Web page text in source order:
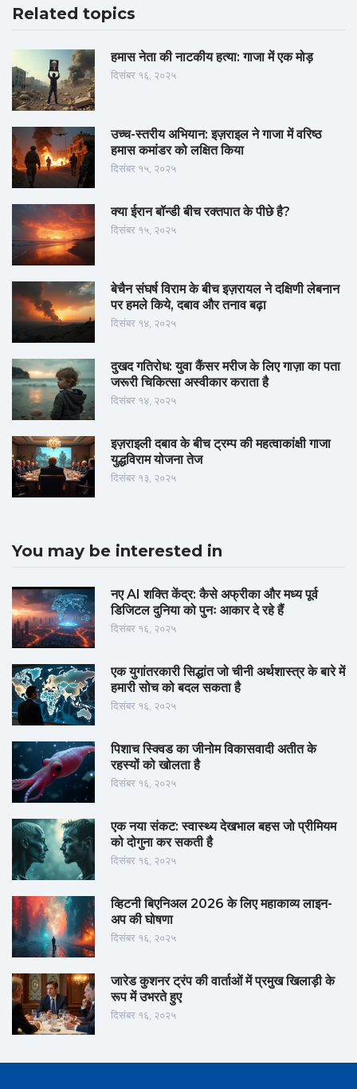
Related topics
हमास नेता की नाटकीय हत्या: गाजा में एक मोड़
दिसंबर १६, २०२५
उच्च-स्तरीय अभियान: इज़राइल ने गाजा में वरिष्ठ
हमास कमांडर को लक्षित किया
दिसंबर १५, २०२५
क्या ईरान बॉन्डी बीच रक्तपात के पीछे है?
दिसंबर १५, २०२५
बेचैन संघर्ष विराम के बीच इज़रायल ने दक्षिणी लेबनान
पर हमले किये, दबाव और तनाव बढ़ा
दिसंबर १४, २०२५
दुखद गतिरोध: युवा कैंसर मरीज के लिए गाज़ा का पता
जरूरी चिकित्सा अस्वीकार कराता है
दिसंबर १४, २०२५
इज़राइली दबाव के बीच ट्रम्प की महत्वाकांक्षी गाजा
युद्धविराम योजना तेज
दिसंबर १३, २०२५
You may be interested in
नए AI शक्ति केंद्र: कैसे अफ्रीका और मध्य पूर्व
डिजिटल दुनिया को पुनः आकार दे रहे हैं
दिसंबर १६, २०२५
एक युगांतरकारी सिद्धांत जो चीनी अर्थशास्त्र के बारे में
हमारी सोच को बदल सकता है
दिसंबर १६, २०२५
पिशाच स्क्विड का जीनोम विकासवादी अतीत के
रहस्यों को खोलता है
दिसंबर १६, २०२५
एक नया संकट: स्वास्थ्य देखभाल बहस जो प्रीमियम
को दोगुना कर सकती है
दिसंबर १६, २०२५
व्हिटनी बिएनिअल 2026 के लिए महाकाव्य लाइन-
अप की घोषणा
दिसंबर १६, २०२५
जारेड कुशनर ट्रंप की वार्ताओं में प्रमुख खिलाड़ी के
रूप में उभरते हुए
दिसंबर १६, २०२५